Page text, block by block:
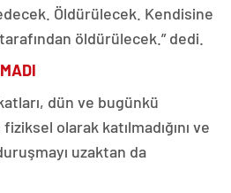
Öldürülecek. Kendisine
öldürülecek.” dedi.
dün ve bugünkü
olarak katılmadığını ve
uzaktan da